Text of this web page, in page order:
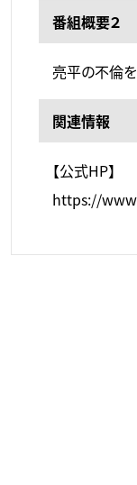
番組概要２
亮平の不倫
関連情報
【公式HP】
https://